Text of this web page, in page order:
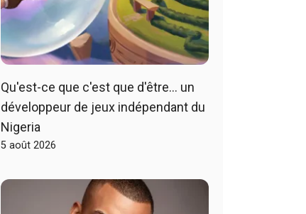
Qu'est-ce que c'est que d'être… un
développeur de jeux indépendant du
Nigeria
5 août 2026